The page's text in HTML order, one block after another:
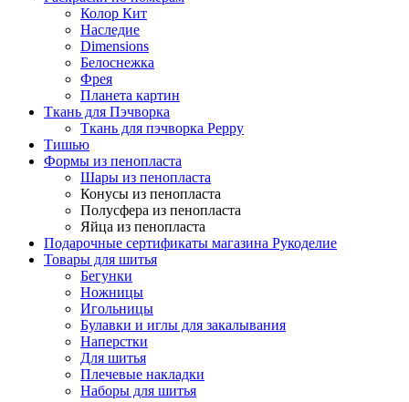
Колор Кит
Наследие
Dimensions
Белоснежка
Фрея
Планета картин
Ткань для Пэчворка
Ткань для пэчворка Peppy
Тишью
Формы из пенопласта
Шары из пенопласта
Конусы из пенопласта
Полусфера из пенопласта
Яйца из пенопласта
Подарочные сертификаты магазина Рукоделие
Товары для шитья
Бегунки
Ножницы
Игольницы
Булавки и иглы для закалывания
Наперстки
Для шитья
Плечевые накладки
Наборы для шитья